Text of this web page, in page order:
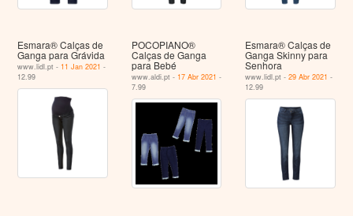
Esmara® Calças de
Ganga para Grávida
www.lidl.pt - 11 Jan 2021 -
12.99
POCOPIANO®
Calças de Ganga
para Bebé
www.aldi.pt - 17 Abr 2021 -
7.99
Esmara® Calças de
Ganga Skinny para
Senhora
www.lidl.pt -29 Abr 2021 -
12.99